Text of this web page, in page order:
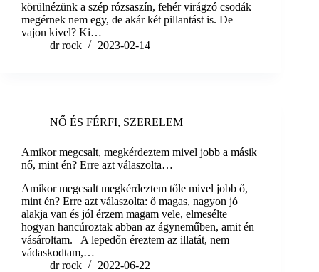
körülnézünk a szép rózsaszín, fehér virágzó csodák
megérnek nem egy, de akár két pillantást is. De
vajon kivel? Ki…
dr rock
2023-02-14
NŐ ÉS FÉRFI, SZERELEM
Amikor megcsalt, megkérdeztem mivel jobb a másik
nő, mint én? Erre azt válaszolta…
Amikor megcsalt megkérdeztem tőle mivel jobb ő,
mint én? Erre azt válaszolta: ő magas, nagyon jó
alakja van és jól érzem magam vele, elmesélte
hogyan hancúroztak abban az ágyneműben, amit én
vásároltam. A lepedőn éreztem az illatát, nem
vádaskodtam,…
dr rock
2022-06-22